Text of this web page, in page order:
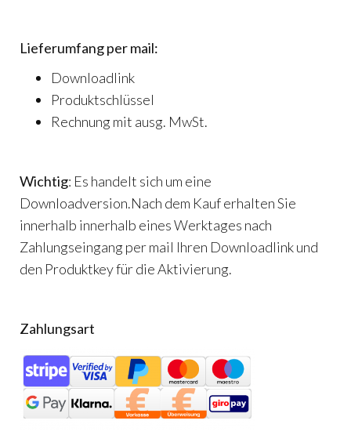
Lieferumfang per mail:
Downloadlink
Produktschlüssel
Rechnung mit ausg. MwSt.
Wichtig: Es handelt sich um eine
Downloadversion.Nach dem Kauf erhalten Sie
innerhalb innerhalb eines Werktages nach
Zahlungseingang per mail Ihren Downloadlink und
den Produktkey für die Aktivierung.
Zahlungsart